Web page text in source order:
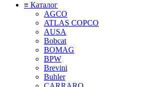
≡ Каталог
AGCO
ATLAS COPCO
AUSA
Bobcat
BOMAG
BPW
Brevini
Buhler